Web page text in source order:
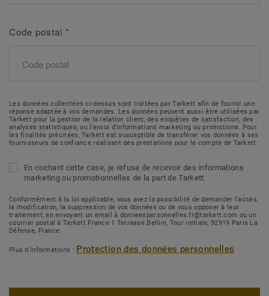
Code postal *
Les données collectées ci-dessus sont traitées par Tarkett afin de fournir une
réponse adaptée à vos demandes. Les données peuvent aussi être utilisées par
Tarkett pour la gestion de la relation client, des enquêtes de satisfaction, des
analyses statistiques, ou l’envoi d’informations marketing ou promotions. Pour
les finalités précitées, Tarkett est susceptible de transférer vos données à ses
fournisseurs de confiance réalisant des prestations pour le compte de Tarkett.
En cochant cette case, je refuse de recevoir des informations
marketing ou promotionnelles de la part de Tarkett.
Conformément à la loi applicable, vous avez la possibilité de demander l’accès,
la modification, la suppression de vos données ou de vous opposer à leur
traitement, en envoyant un email à donneespersonnelles.fr@tarkett.com ou un
courrier postal à Tarkett France 1 Terrasse Bellini, Tour initiale, 92919 Paris La
Défense, France.
Plus d'informations : Protection des données personnelles